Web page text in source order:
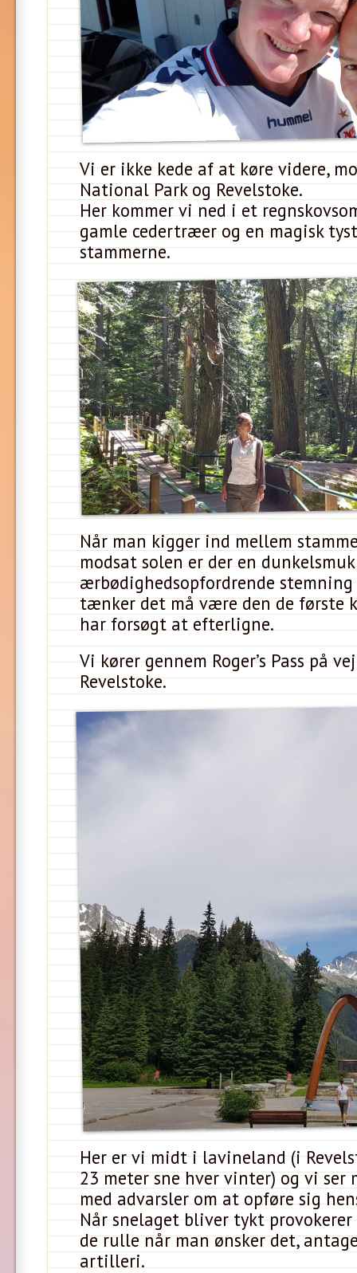
Vi er ikke kede af at køre videre,
National Park og Revelstoke.
Her kommer vi ned i et
gamle cedertræer og en magisk
stammerne.
Når man kigger ind mellem
modsat solen er der en
ærbødighedsopfordrende
tænker det må være den de første
har forsøgt at efterligne.
Vi kører gennem Roger’s Pass på
Revelstoke.
Her er vi midt i lavineland (i
23 meter sne hver vinter) og vi ser
med advarsler om at opføre sig
Når snelaget bliver tykt
de rulle når man ønsker det,
artilleri.